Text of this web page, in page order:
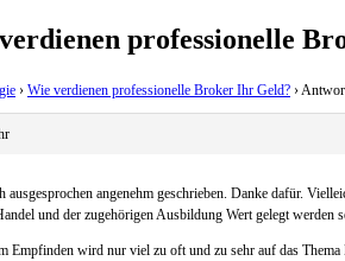
professionelle
› Wie verdienen professionelle Broker Ihr Geld? ›
ausgesprochen angenehm geschrieben. Danke dafür.
und der zugehörigen Ausbildung Wert gelegt werden
Empfinden wird nur viel zu oft und zu sehr auf das